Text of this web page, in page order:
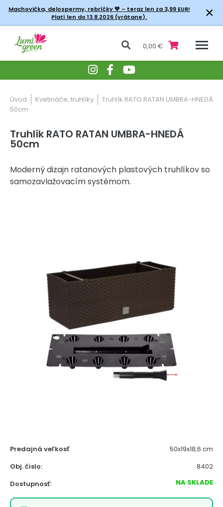
Machovička, delospermy, rebríčky💚 – teraz len za 3,99 EUR!
Platí len do 13.8.2026 (vrátane).
×
0,00 €
Úvod Kvetináče, truhlíky
Truhlík RATO RATAN UMBRA-HNEDÁ
50cm
Truhlík RATO RATAN UMBRA-HNEDÁ
50cm
Moderný dizajn ratanových plastových truhlíkov so
samozavlažovacím systémom.
Predajná veľkosť
50x19x18,6 cm
Obj. čislo:
8402
Dostupnosť:
NA SKLADE